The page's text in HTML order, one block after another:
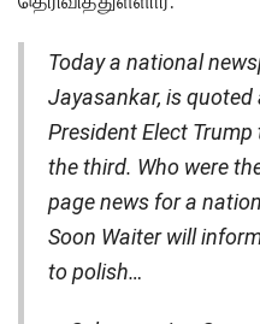
Today a national
Jayasankar, is quoted
President Elect
the third. Who were
page news for a
Soon Waiter will
to polish…